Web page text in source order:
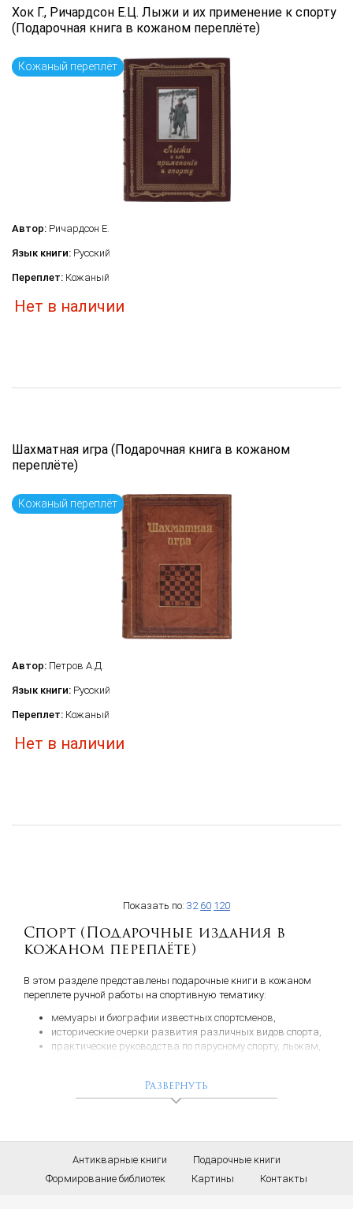
Хок Г., Ричардсон Е.Ц. Лыжи и их применение к спорту
(Подарочная книга в кожаном переплёте)
Кожаный переплёт
Автор: Ричардсон Е.
Язык книги: Русский
Переплет: Кожаный
Нет в наличии
Шахматная игра (Подарочная книга в кожаном
переплёте)
Кожаный переплёт
Автор: Петров А.Д.
Язык книги: Русский
Переплет: Кожаный
Нет в наличии
Показать по: 32 60 120
Спорт (Подарочные издания в
кожаном переплёте)
В этом разделе представлены подарочные книги в кожаном
переплете ручной работы на спортивную тематику:
мемуары и биографии известных спортсменов,
исторические очерки развития различных видов спорта,
практические руководства по парусному спорту, лыжам,
Представленные книги будут интересны всем любителям
спорта, профессионалам, а также коллекционерам редких
способом. Мы сделаем все возможное, чтобы в кратчайшие
сроки подобрать нужное вам издание.
Развернуть
Антикварные книги
Подарочные книги
Формирование библиотек
Картины Контакты